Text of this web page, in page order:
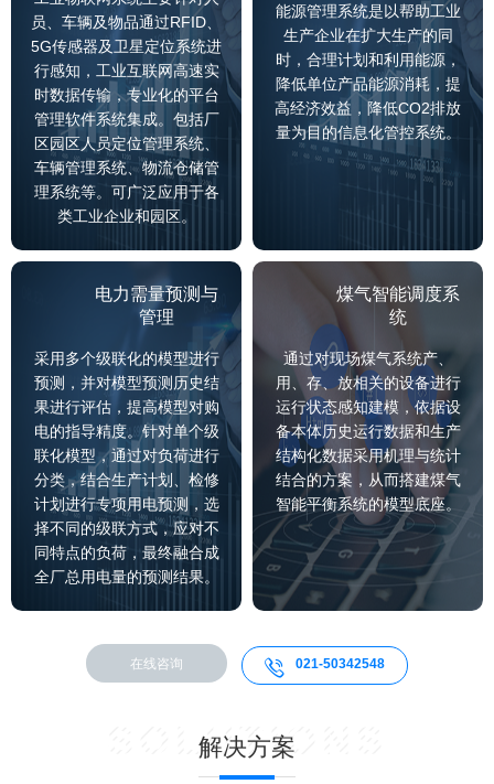
员、车辆及物品通过RFID、
5G传感器及卫星定位系统进
行感知，工业互联网高速实
时数据传输，专业化的平台
管理软件系统集成。包括厂
区园区人员定位管理系统、
车辆管理系统、物流仓储管
理系统等。可广泛应用于各
类工业企业和园区。
能源管理系统是以帮助工业
生产企业在扩大生产的同
时，合理计划和利用能源，
降低单位产品能源消耗，提
高经济效益，降低CO2排放
量为目的信息化管控系统。
电力需量预测与
管理
采用多个级联化的模型进行
预测，并对模型预测历史结
果进行评估，提高模型对购
电的指导精度。针对单个级
联化模型，通过对负荷进行
分类，结合生产计划、检修
计划进行专项用电预测，选
择不同的级联方式，应对不
同特点的负荷，最终融合成
全厂总用电量的预测结果。
煤气智能调度系
统
通过对现场煤气系统产、
用、存、放相关的设备进行
运行状态感知建模，依据设
备本体历史运行数据和生产
结构化数据采用机理与统计
结合的方案，从而搭建煤气
智能平衡系统的模型底座。
在线咨询  021-50342548
SOLUTIONS
解决方案